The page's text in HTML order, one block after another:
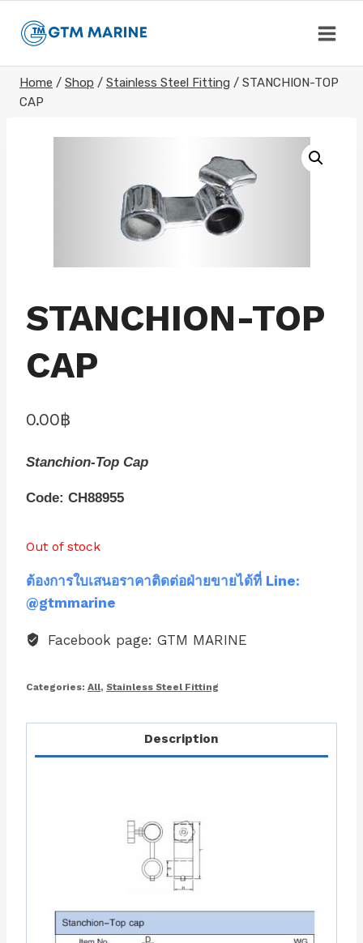
Home / Shop / Stainless Steel Fitting / STANCHION-TOP
CAP
STANCHION-TOP
CAP
0.00฿
Stanchion-Top Cap
Code: CH88955
Out of stock
ต้องการใบเสนอราคาติดต่อฝ่ายขายได้ที่ Line:
@gtmmarine
Facebook page: GTM MARINE
Categories: All, Stainless Steel Fitting
Description